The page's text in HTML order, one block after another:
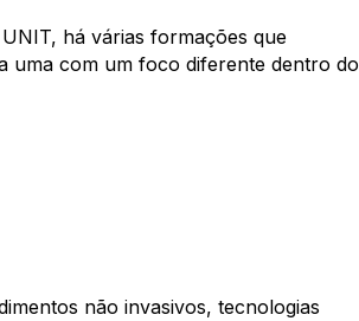
há várias formações que
uma com um foco diferente dentro do
não invasivos, tecnologias